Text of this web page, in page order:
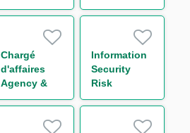
Analyst
- Americas
Chargé
d'affaires
Agency &
Transaction
Information
Security
Risk
Manager